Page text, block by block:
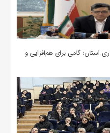
استان؛ گامی برای هم‌افزایی و